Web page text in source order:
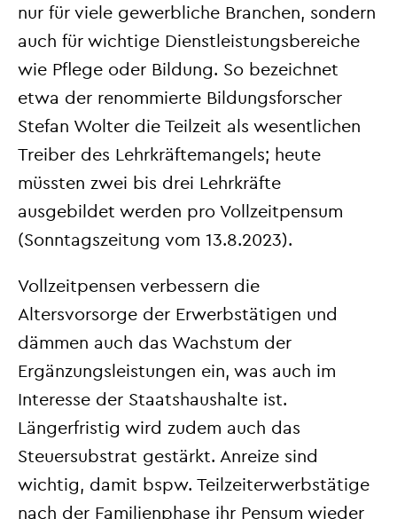
nur für viele gewerbliche Branchen, sondern
auch für wichtige Dienstleistungsbereiche
wie Pflege oder Bildung. So bezeichnet
etwa der renommierte Bildungsforscher
Stefan Wolter die Teilzeit als wesentlichen
Treiber des Lehrkräftemangels; heute
müssten zwei bis drei Lehrkräfte
ausgebildet werden pro Vollzeitpensum
(Sonntagszeitung vom 13.8.2023).
Vollzeitpensen verbessern die
Altersvorsorge der Erwerbstätigen und
dämmen auch das Wachstum der
Ergänzungsleistungen ein, was auch im
Interesse der Staatshaushalte ist.
Längerfristig wird zudem auch das
Steuersubstrat gestärkt. Anreize sind
wichtig, damit bspw. Teilzeiterwerbstätige
nach der Familienphase ihr Pensum wieder